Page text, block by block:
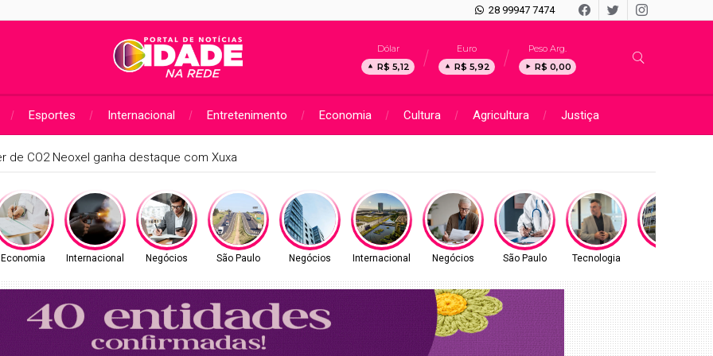
28 99947 7474
Dólar
R$ 5,12
Euro
R$ 5,92
Peso Arg.
R$ 0,00
Esportes Internacional Entretenimento Economia Cultura Agricultura Justiça
de débitos de água nesta sexta (7) e sábado (8)
Economia Internacional Negócios São Paulo Negócios Internacional Negócios São Paulo Tecnologia